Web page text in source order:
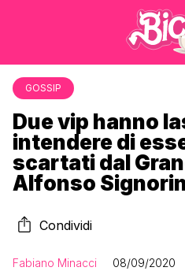
GOSSIP
Due vip hanno
intendere di
scartati dal
Alfonso
Condividi
Fabiano Minacci 08/09/2020